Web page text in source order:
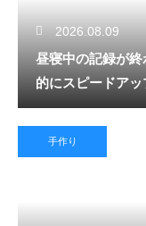
2026.08.09
昼寝中の記録が
的にスピードアッ
手作り